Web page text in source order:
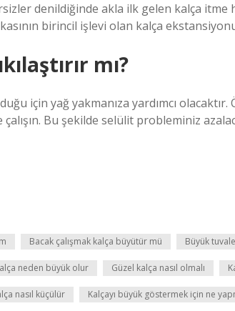
denildiğinde akla ilk gelen kalça itme
birincil işlevi olan kalça
mı?
için yağ yakmanıza yardımcı
Bu şekilde selülit probleminiz
Bacak çalışmak kalça büyütür mü Büyük
neden büyük olur Güzel kalça nasıl olmalı
nasıl küçülür Kalçayı büyük göstermek için ne